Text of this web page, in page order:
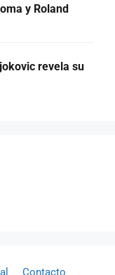
y Roland
revela su
Contacto